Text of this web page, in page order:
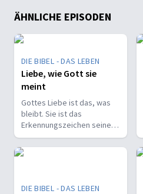
ÄHNLICHE EPISODEN
DIE BIBEL - DAS LEBEN
Liebe, wie Gott sie
meint
Gottes Liebe ist das, was
bleibt. Sie ist das
Erkennungszeichen seiner
Kinder und trägt, wenn alles
andere vergeht.
DIE BIBEL - DAS LEBEN